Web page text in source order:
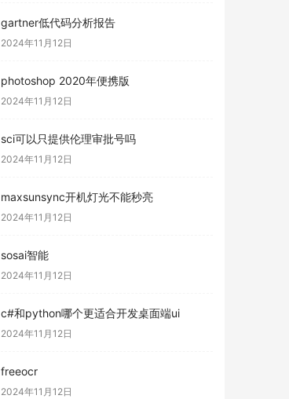
gartner低代码分析报告
2024年11月12日
photoshop 2020年便携版
2024年11月12日
sci可以只提供伦理审批号吗
2024年11月12日
maxsunsync开机灯光不能秒亮
2024年11月12日
sosai智能
2024年11月12日
c#和python哪个更适合开发桌面端ui
2024年11月12日
freeocr
2024年11月12日